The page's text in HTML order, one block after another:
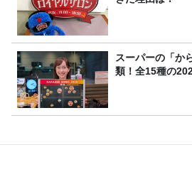
スーパーの「か
類！全15種の